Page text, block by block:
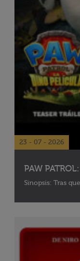
23 - 07 - 2026
PAW
Sinopsis: Tras